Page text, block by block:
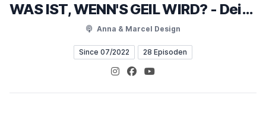
WAS IST, WENN'S GEIL WIRD? - Dein Weg zum unternehmerischen Denken
Anna & Marcel Design
Since 07/2022 28 Episoden
Instagram
Facebook
YouTube